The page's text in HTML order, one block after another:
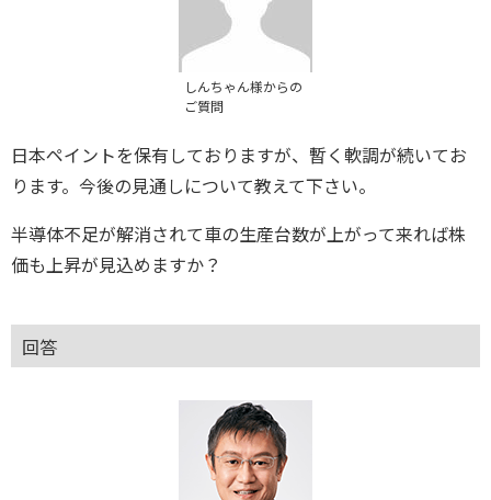
しんちゃん様からの
ご質問
日本ペイントを保有しておりますが、暫く軟調が続いてお
ります。今後の見通しについて教えて下さい。
半導体不足が解消されて車の生産台数が上がって来れば株
価も上昇が見込めますか？
回答